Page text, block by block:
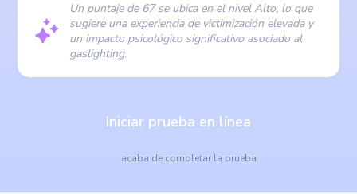
Un puntaje de 67 se ubica en el nivel Alto, lo que
sugiere una experiencia de victimización elevada y
un impacto psicológico significativo asociado al
gaslighting.
Iniciar prueba en línea
acaba de completar la prueba